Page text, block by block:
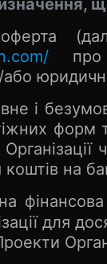
про
або
і
форм
на
для